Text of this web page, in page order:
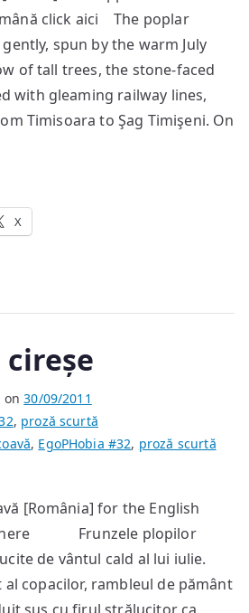
click aici The poplar
spun by the warm July
of tall trees, the stone-faced
with gleaming railway lines,
Timisoara to Şag Timişeni. On
X
cireșe
on30/09/2011
, proză scurtă
, EgoPHobia #32, proză scurtă
[România] for the English
here Frunzele plopilor
de vântul cald al lui iulie.
copacilor, rambleul de pământ